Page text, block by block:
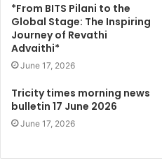
*From BITS Pilani to the
Global Stage: The Inspiring
Journey of Revathi
Advaithi*
June 17, 2026
Tricity times morning news
bulletin 17 June 2026
June 17, 2026